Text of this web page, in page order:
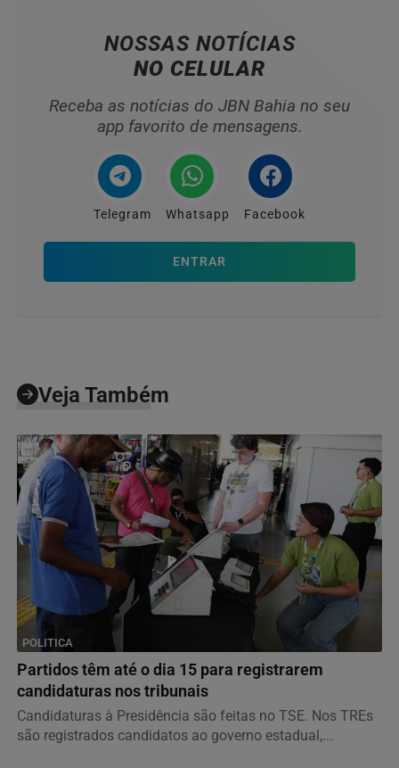
NOSSAS NOTÍCIAS
NO CELULAR
Receba as notícias do JBN Bahia no seu
app favorito de mensagens.
Telegram Whatsapp Facebook
ENTRAR
Veja Também
POLITICA
Partidos têm até o dia 15 para registrarem
candidaturas nos tribunais
Candidaturas à Presidência são feitas no TSE. Nos TREs
são registrados candidatos ao governo estadual,...